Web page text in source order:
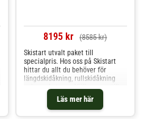
8195 kr (8585 kr)
Läs mer här
Skistart utvalt paket till
specialpris. Hos oss på Skistart
hittar du allt du behöver för
längdskidåkning, rullskidåkning
och mycket mer. Välkommen till